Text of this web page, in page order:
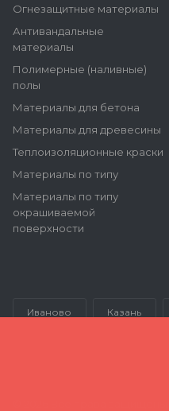
Огнезащитные материалы
Антивандальные
материалы
Полимерные (наливные)
полы
Материалы для бетона
Материалы для древесины
Теплоизоляционные краски
Материалы по типу
Материалы по типу
окрашиваемой
поверхности
Иваново Казань
© 2026 Все права